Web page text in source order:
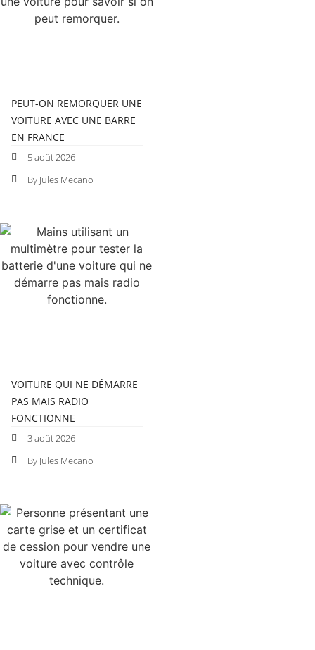
PEUT-ON REMORQUER UNE
VOITURE AVEC UNE BARRE
EN FRANCE
5 août 2026
By Jules Mecano
VOITURE QUI NE DÉMARRE
PAS MAIS RADIO
FONCTIONNE
3 août 2026
By Jules Mecano